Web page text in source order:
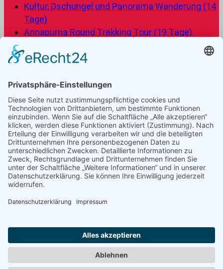
Kultur, Dschungel und Panorama Wanderung (14
Tage)
Annapurna Round Trekking Tour (19 Tage)
Manuslu Circuit Trekkingtour (18 Tage)
Frage die Nepal Friends
Von den Nepal Friends kannst Du dich individuell und
professionell beraten lassen, und eine gut geplante
Reise erhalten, von der beide Seiten profitieren. Du
möchtest mehr über Nepal erfahren? Dann schreib
uns!
Kontaktformular
Besuche uns auf Instagram
Kontakt über Whatsapp